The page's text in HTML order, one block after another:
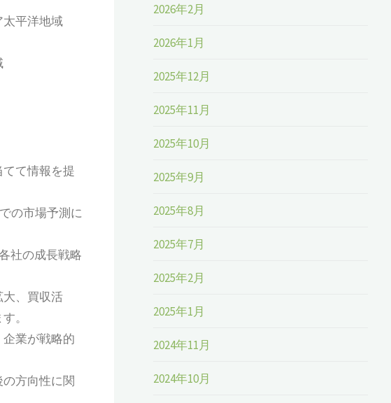
平洋地域
て情報を提
の市場予測に
社の成長戦略
、買収活
。
業が戦略的
方向性に関
2026年2月
2026年1月
2025年12月
2025年11月
2025年10月
2025年9月
2025年8月
2025年7月
2025年2月
2025年1月
2024年11月
2024年10月